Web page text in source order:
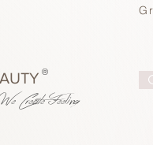
®
We CreateFeeling